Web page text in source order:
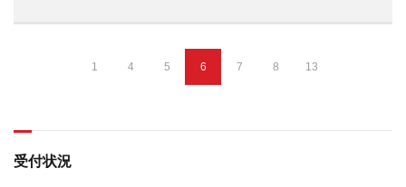
1 4 5 6 7 8 13
受付状況